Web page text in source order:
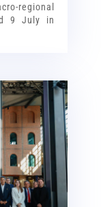
regional
9 July in